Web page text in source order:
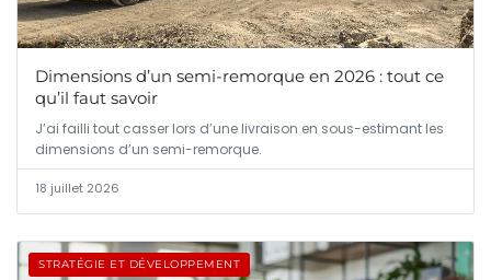
Dimensions d’un semi-remorque en 2026 : tout ce
qu’il faut savoir
J’ai failli tout casser lors d’une livraison en sous-estimant les
dimensions d’un semi-remorque.
18 juillet 2026
STRATÉGIE ET DÉVELOPPEMENT